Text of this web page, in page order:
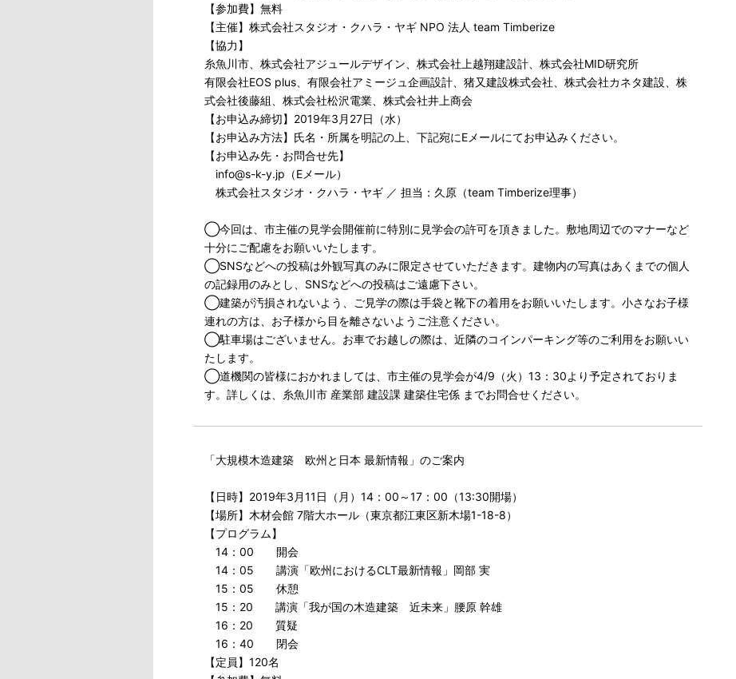
【参加費】無料
【主催】株式会社スタジオ・クハラ・ヤギ NPO 法人 team Timberize
【協力】
糸魚川市、株式会社アジュールデザイン、株式会社上越翔建設計、株式会社MID研究所
有限会社EOS plus、有限会社アミージュ企画設計、猪又建設株式会社、株式会社カネタ建設、株
式会社後藤組、株式会社松沢電業、株式会社井上商会
【お申込み締切】2019年3月27日（水）
【お申込み方法】氏名・所属を明記の上、下記宛にEメールにてお申込みください。
【お申込み先・お問合せ先】
info@s-k-y.jp（Eメール）
株式会社スタジオ・クハラ・ヤギ ／ 担当：久原（team Timberize理事）
◯今回は、市主催の見学会開催前に特別に見学会の許可を頂きました。敷地周辺でのマナーなど
十分にご配慮をお願いいたします。
◯SNSなどへの投稿は外観写真のみに限定させていただきます。建物内の写真はあくまでの個人
の記録用のみとし、SNSなどへの投稿はご遠慮下さい。
◯建築が汚損されないよう、ご見学の際は手袋と靴下の着用をお願いいたします。小さなお子様
連れの方は、お子様から目を離さないようご注意ください。
◯駐車場はございません。お車でお越しの際は、近隣のコインパーキング等のご利用をお願いい
たします。
◯道機関の皆様におかれましては、市主催の見学会が4/9（火）13：30より予定されておりま
す。詳しくは、糸魚川市 産業部 建設課 建築住宅係 までお問合せください。
「大規模木造建築 欧州と日本 最新情報」のご案内
【日時】2019年3月11日（月）14：00～17：00（13:30開場）
【場所】木材会館 7階大ホール（東京都江東区新木場1-18-8）
【プログラム】
14：00 開会
14：05 講演「欧州におけるCLT最新情報」岡部 実
15：05 休憩
15：20 講演「我が国の木造建築 近未来」腰原 幹雄
16：20 質疑
16：40 閉会
【定員】120名